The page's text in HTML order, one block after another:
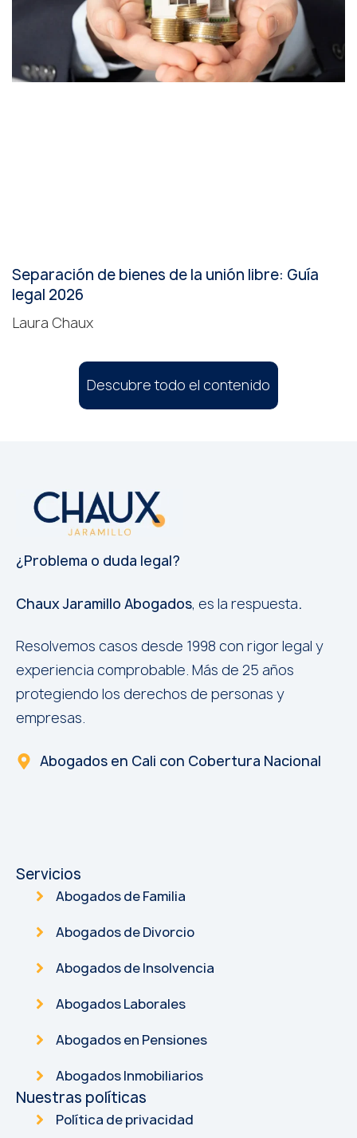
Separación de bienes de la unión libre: Guía
legal 2026
Laura Chaux
Descubre todo el contenido
¿Problema o duda legal?
Chaux Jaramillo Abogados, es la respuesta.
Resolvemos casos desde 1998 con rigor legal y
experiencia comprobable. Más de 25 años
protegiendo los derechos de personas y
empresas.
Abogados en Cali con Cobertura Nacional
Servicios
Abogados de Familia
Abogados de Divorcio
Abogados de Insolvencia
Abogados Laborales
Abogados en Pensiones
Abogados Inmobiliarios
Nuestras políticas
Política de privacidad